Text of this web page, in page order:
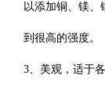
以添加铜、镁、
到很高的强度。
3、美观，适于